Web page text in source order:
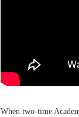
When two-time